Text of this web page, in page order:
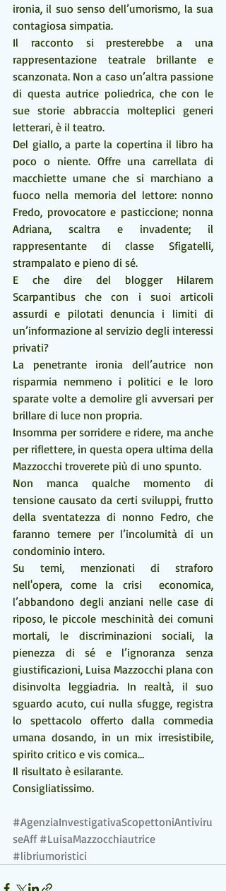
ironia, il suo senso dell’umorismo, la sua
contagiosa simpatia.
Il racconto si presterebbe a una
rappresentazione teatrale brillante e
scanzonata. Non a caso un’altra passione
di questa autrice poliedrica, che con le
sue storie abbraccia molteplici generi
letterari, è il teatro.
Del giallo, a parte la copertina il libro ha
poco o niente. Offre una carrellata di
macchiette umane che si marchiano a
fuoco nella memoria del lettore: nonno
Fredo, provocatore e pasticcione; nonna
Adriana, scaltra e invadente; il
rappresentante di classe Sfigatelli,
strampalato e pieno di sé.
E che dire del blogger Hilarem
Scarpantibus che con i suoi articoli
assurdi e pilotati denuncia i limiti di
un’informazione al servizio degli interessi
privati?
La penetrante ironia dell’autrice non
risparmia nemmeno i politici e le loro
sparate volte a demolire gli avversari per
brillare di luce non propria.
Insomma per sorridere e ridere, ma anche
per riflettere, in questa opera ultima della
Mazzocchi troverete più di uno spunto.
Non manca qualche momento di
tensione causato da certi sviluppi, frutto
della sventatezza di nonno Fedro, che
faranno temere per l’incolumità di un
condominio intero.
Su temi, menzionati di straforo
nell'opera, come la crisi  economica,
l’abbandono degli anziani nelle case di
riposo, le piccole meschinità dei comuni
mortali, le discriminazioni sociali, la
pienezza di sé e l’ignoranza senza
giustificazioni, Luisa Mazzocchi plana con
disinvolta leggiadria. In realtà, il suo
sguardo acuto, cui nulla sfugge, registra
lo spettacolo offerto dalla commedia
umana dosando, in un mix irresistibile,
spirito critico e vis comica…
Il risultato è esilarante.
Consigliatissimo.
#AgenziaInvestigativaScopettoniAntiviru
seAff #LuisaMazzocchiautrice
#libriumoristici